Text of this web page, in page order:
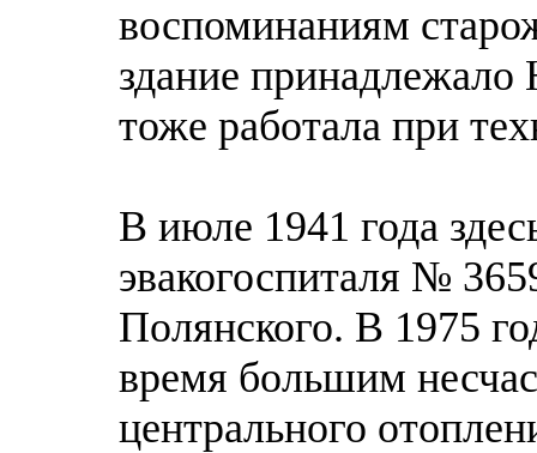
воспоминаниям
здание
тоже работала при
В июле 1941 года
эвакогоспиталя №
Полянского. В 1975
время большим
центрального